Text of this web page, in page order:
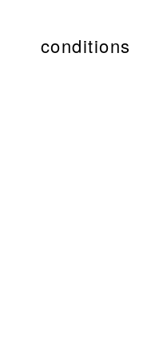
conditions